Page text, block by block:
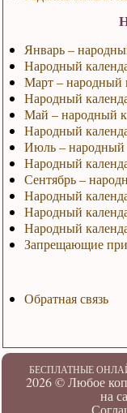
Январь –
Народный
Март – народный
Народный
Май – народный
Народный
Июль – народный
Народный
Сентябрь –
Народный
Народный
Народный
Запрещающие
Обратная связь
БЕСПЛАТНЫЕ
2026 ©Любое
на